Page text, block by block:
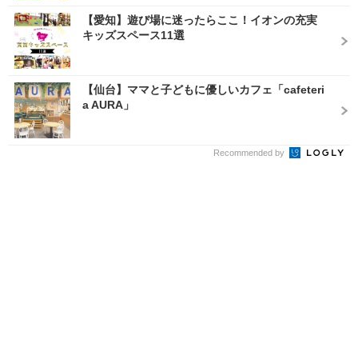
【愛知】遊び場に迷ったらここ！イオンの充実
キッズスペース11選
【仙台】ママと子どもに優しいカフェ「cafeteri
a AURA」
Recommended by